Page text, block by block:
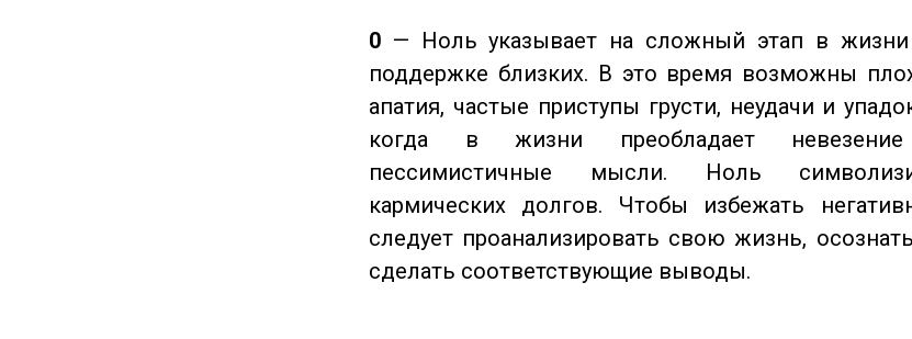
0 — Ноль указывает на сложный этап в
поддержке близких. В это время возможны
апатия, частые приступы грусти, неудачи и
когда в жизни преобладает
пессимистичные мысли. Ноль
кармических долгов. Чтобы избежать
следует проанализировать свою жизнь,
сделать соответствующие выводы.